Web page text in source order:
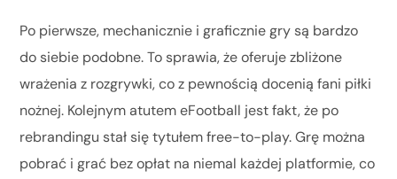
Po pierwsze, mechanicznie i graficznie gry są bardzo
do siebie podobne. To sprawia, że oferuje zbliżone
wrażenia z rozgrywki, co z pewnością docenią fani piłki
nożnej. Kolejnym atutem eFootball jest fakt, że po
rebrandingu stał się tytułem free-to-play. Grę można
pobrać i grać bez opłat na niemal każdej platformie, co